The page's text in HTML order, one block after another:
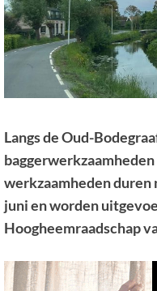
Langs de Oud-
werkzaamheden
juni en worden
Hoogheemraadschap